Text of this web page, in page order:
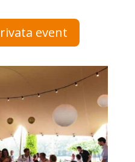
event